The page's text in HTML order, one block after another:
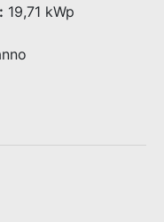
19,71 kWp